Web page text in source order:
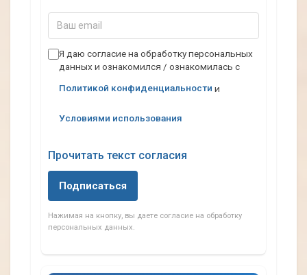
а
шЯ даю согласие на обработку персональных
данных и ознакомился / ознакомилась с
Политикой конфиденциальности и
Условиями использования
Прочитать текст согласия
Подписаться
Нажимая на кнопку, вы даете согласие на обработку
персональных данных.